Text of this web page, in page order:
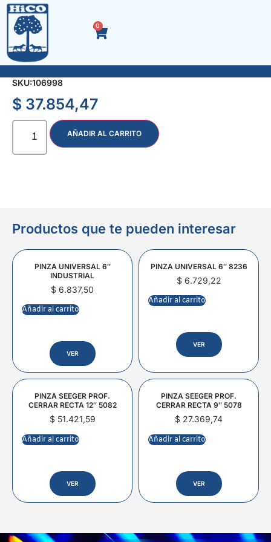
0
SOLDADOR ELECTRICO 200 W.
SKU:106998
$ 37.854,47
AÑADIR AL CARRITO
Productos que te pueden interesar
PINZA UNIVERSAL 6″
INDUSTRIAL
$ 6.837,50
Añadir al carrito
VER
PINZA UNIVERSAL 6″ 8236
$6.729,22
Añadir al carrito
VER
PINZA SEEGER PROF.
CERRAR RECTA 12″ 5082
$51.421,59
Añadir al carrito
VER
PINZA SEEGER PROF.
CERRAR RECTA 9″ 5078
$ 27.369,74
Añadir al carrito
VER